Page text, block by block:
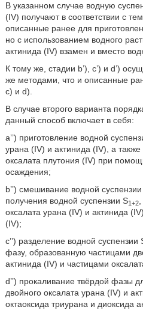
В указанном случае водную
(IV) получают в соответствии с
описанные ранее для
но с использованием водного
актинида (IV) взамен и вместо
К тому же, стадии b’), c’) и d’)
же методами, что и описанные
c) и d).
В случае второго варианта
данный способ включает в себя:
a’’) приготовление водной
урана (IV) и актинида (IV), а
оксалата плутония (IV) при
осаждения;
b’’) смешивание водной
получения водной суспензии S1+2,
оксалата урана (IV) и актинида
(IV);
c’’) разделение водной суспензии
фазу, образованную частицами
актинида (IV) и частицами
d’’) прокаливание твёрдой фазы
двойного оксалата урана (IV) и
октаоксида триурана и диоксида